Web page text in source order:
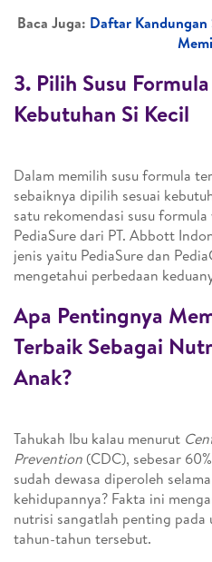
Baca Juga: Daftar Kandungan
3. Pilih Susu
Kebutuhan Si Kecil
Dalam memilih susu formula
sebaiknya dipilih sesuai
satu rekomendasi susu
PediaSure dari PT. Abbott
jenis yaitu PediaSure dan
mengetahui perbedaan
Apa Pentingnya
Terbaik Sebagai
Anak?
Tahukah Ibu kalau menurut
Prevention (CDC), sebesar
sudah dewasa diperoleh
kehidupannya? Fakta ini
nutrisi sangatlah penting pada
tahun-tahun tersebut.